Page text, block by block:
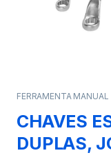
FERRAMENTA MANUAL
CHAVES
DUPLAS,